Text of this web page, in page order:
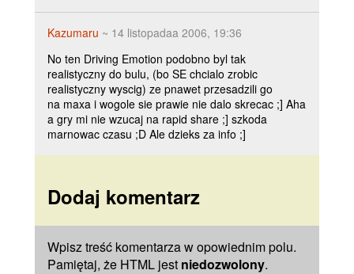
Kazumaru ~ 14 listopadaa 2006, 19:36
No ten Driving Emotion podobno byl tak
realistyczny do bulu, (bo SE chcialo zrobic
realistyczny wyscig) ze pnawet przesadzili go
na maxa i wogole sie prawie nie dalo skrecac ;] Aha
a gry mi nie wzucaj na rapid share ;] szkoda
marnowac czasu ;D Ale dzieks za info ;]
Dodaj komentarz
Wpisz treść komentarza w opowiednim polu.
Pamiętaj, że HTML jest niedozwolony.